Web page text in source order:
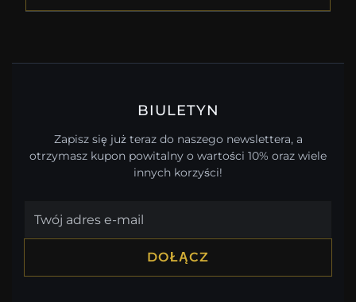
BIULETYN
Zapisz się już teraz do naszego newslettera, a
otrzymasz kupon powitalny o wartości 10% oraz wiele
innych korzyści!
DOŁĄCZ